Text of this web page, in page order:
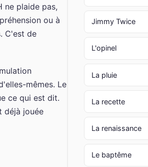
ne plaide pas,
ou à
C'est de
mêmes. Le
ce qui est dit.
déjà jouée
Jimmy Twice
L'opinel
La pluie
La recette
La renaissance
Le baptême